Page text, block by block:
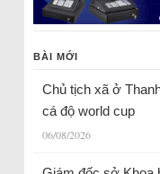
BÀI MỚI
Chủ tịch xã ở
cá độ world cup
06/08/2026